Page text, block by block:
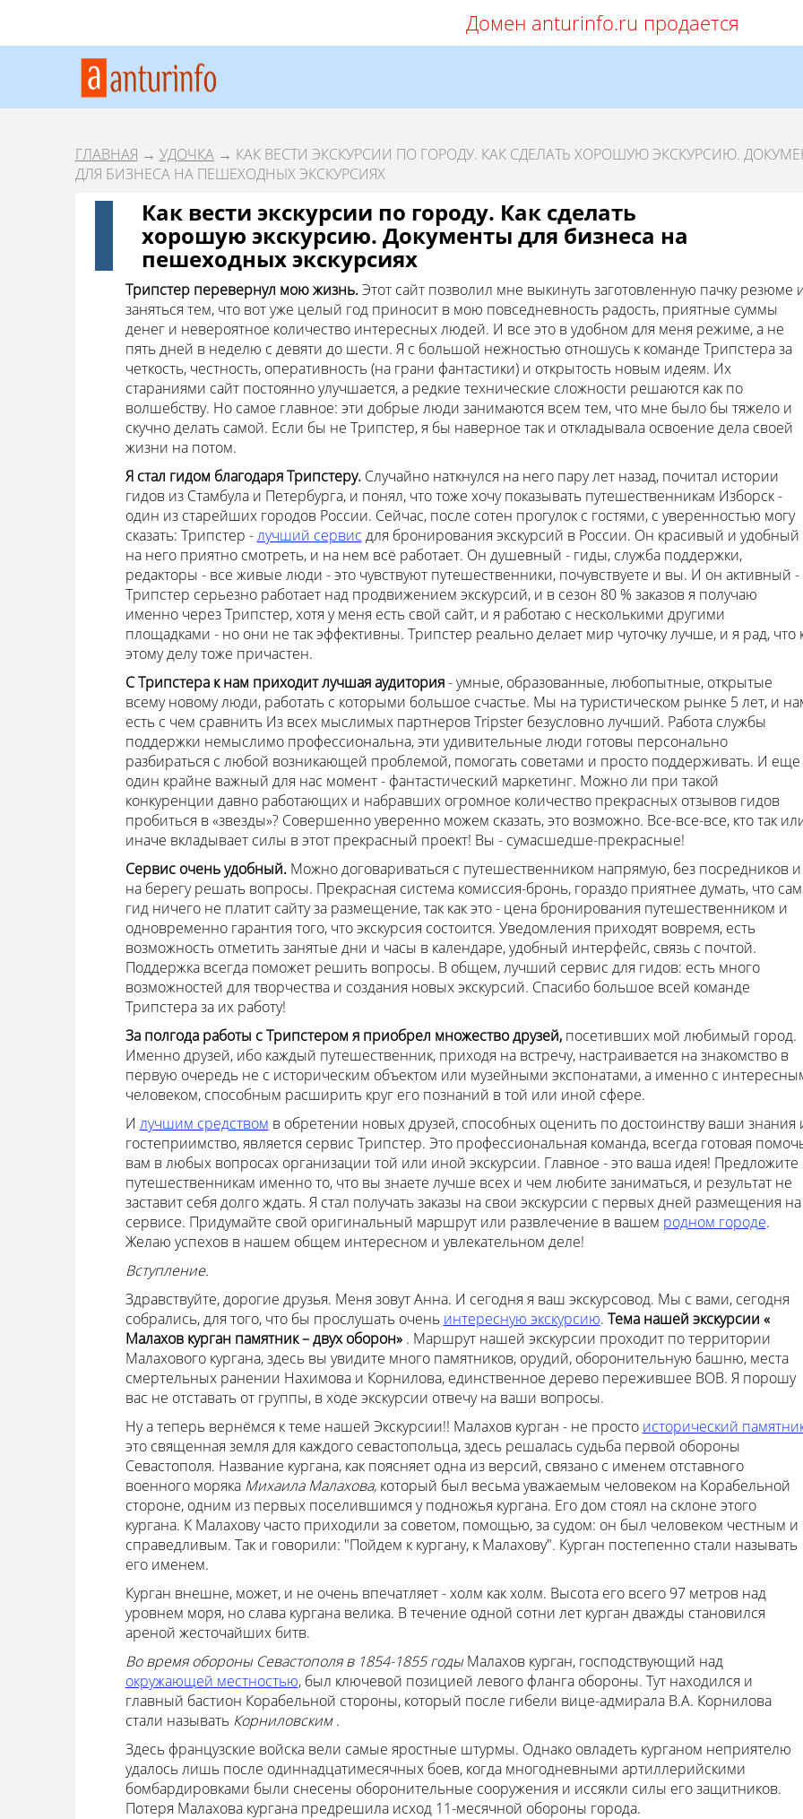
Домен anturinfo.ru продается
ГЛАВНАЯ → УДОЧКА → КАК ВЕСТИ ЭКСКУРСИИ ПО ГОРОДУ. КАК СДЕЛАТЬ ХОРОШУЮ ЭКСКУРСИЮ.
ДЛЯ БИЗНЕСА НА ПЕШЕХОДНЫХ ЭКСКУРСИЯХ
Как вести экскурсии по городу. Как сделать
хорошую экскурсию. Документы для бизнеса на
пешеходных экскурсиях
Трипстер перевернул мою жизнь.Этот сайт позволил мне выкинуть заготовленную пачку резюме
заняться тем, что вот уже целый год приносит в мою повседневность радость, приятные суммы
денег и невероятное количество интересных людей. И все это в удобном для меня режиме, а не
пять дней в неделю с девяти до шести. Я с большой нежностью отношусь к команде Трипстера за
четкость, честность, оперативность (на грани фантастики) и открытость новым идеям. Их
стараниями сайт постоянно улучшается, а редкие технические сложности решаются как по
волшебству. Но самое главное: эти добрые люди занимаются всем тем, что мне было бы тяжело и
скучно делать самой. Если бы не Трипстер, я бы наверное так и откладывала освоение дела своей
жизни на потом.
Я стал гидом благодаря Трипстеру. Случайно наткнулся на него пару лет назад, почитал истории
гидов из Стамбула и Петербурга, и понял, что тоже хочу показывать путешественникам Изборск -
один из старейших городов России. Сейчас, после сотен прогулок с гостями, с уверенностью могу
сказать: Трипстер -лучший сервис для бронирования экскурсий в России. Он красивый и удобный
на него приятно смотреть, и на нем всё работает. Он душевный - гиды, служба поддержки,
редакторы - все живые люди - это чувствуют путешественники, почувствуете и вы. И он активный -
Трипстер серьезно работает над продвижением экскурсий, и в сезон 80 % заказов я получаю
именно через Трипстер, хотя у меня есть свой сайт, и я работаю с несколькими другими
площадками - но они не так эффективны. Трипстер реально делает мир чуточку лучше, и я рад, что
этому делу тоже причастен.
С Трипстера к нам приходит лучшая аудитория- умные, образованные, любопытные, открытые
всему новому люди, работать с которыми большое счастье. Мы на туристическом рынке 5 лет, и
есть с чем сравнить Из всех мыслимых партнеров Tripster безусловно лучший. Работа службы
поддержки немыслимо профессиональна, эти удивительные люди готовы персонально
разбираться с любой возникающей проблемой, помогать советами и просто поддерживать. И еще
один крайне важный для нас момент - фантастический маркетинг. Можно ли при такой
конкуренции давно работающих и набравших огромное количество прекрасных отзывов гидов
пробиться в «звезды»? Совершенно уверенно можем сказать, это возможно. Все-все-все, кто так
иначе вкладывает силы в этот прекрасный проект! Вы - сумасшедше-прекрасные!
Сервис очень удобный. Можно договариваться с путешественником напрямую, без посредников и
на берегу решать вопросы. Прекрасная система комиссия-бронь, гораздо приятнее думать, что сам
гид ничего не платит сайту за размещение, так как это - цена бронирования путешественником и
одновременно гарантия того, что экскурсия состоится. Уведомления приходят вовремя, есть
возможность отметить занятые дни и часы в календаре, удобный интерфейс, связь с почтой.
Поддержка всегда поможет решить вопросы. В общем, лучший сервис для гидов: есть много
возможностей для творчества и создания новых экскурсий. Спасибо большое всей команде
Трипстера за их работу!
За полгода работы с Трипстером я приобрел множество друзей, посетивших мой любимый город.
Именно друзей, ибо каждый путешественник, приходя на встречу, настраивается на знакомство в
первую очередь не с историческим объектом или музейными экспонатами, а именно с
человеком, способным расширить круг его познаний в той или иной сфере.
И лучшим средством в обретении новых друзей, способных оценить по достоинству ваши знания
гостеприимство, является сервис Трипстер. Это профессиональная команда, всегда готовая
вам в любых вопросах организации той или иной экскурсии. Главное - это ваша идея! Предложите
путешественникам именно то, что вы знаете лучше всех и чем любите заниматься, и результат не
заставит себя долго ждать. Я стал получать заказы на свои экскурсии с первых дней размещения на
сервисе. Придумайте свой оригинальный маршрут или развлечение в вашем родном городе.
Желаю успехов в нашем общем интересном и увлекательном деле!
Вступление.
Здравствуйте, дорогие друзья. Меня зовут Анна. И сегодня я ваш экскурсовод. Мы с вами, сегодня
собрались, для того, что бы прослушать очень интересную экскурсию. Тема нашей экскурсии «
Малахов курган памятник – двух оборон» . Маршрут нашей экскурсии проходит по территории
Малахового кургана, здесь вы увидите много памятников, орудий, оборонительную башню, места
смертельных ранении Нахимова и Корнилова, единственное дерево пережившее ВОВ. Я порошу
вас не отставать от группы, в ходе экскурсии отвечу на ваши вопросы.
Ну а теперь вернёмся к теме нашей Экскурсии!! Малахов курган - не просто исторический
это священная земля для каждого севастопольца, здесь решалась судьба первой обороны
Севастополя. Название кургана, как поясняет одна из версий, связано с именем отставного
военного моряка Михаила Малахова, который был весьма уважаемым человеком на Корабельной
стороне, одним из первых поселившимся у подножья кургана. Его дом стоял на склоне этого
кургана. К Малахову часто приходили за советом, помощью, за судом: он был человеком честным и
справедливым. Так и говорили: "Пойдем к кургану, к Малахову". Курган постепенно стали называть
его именем.
Курган внешне, может, и не очень впечатляет - холм как холм. Высота его всего 97 метров над
уровнем моря, но слава кургана велика. В течение одной сотни лет курган дважды становился
ареной жесточайших битв.
Во время обороны Севастополя в 1854-1855 годыМалахов курган, господствующий над
окружающей местностью, был ключевой позицией левого фланга обороны. Тут находился и
главный бастион Корабельной стороны, который после гибели вице-адмирала В.А. Корнилова
стали называть Корниловским.
Здесь французские войска вели самые яростные штурмы. Однако овладеть курганом неприятелю
удалось лишь после одиннадцатимесячных боев, когда многодневными артиллерийскими
бомбардировками были снесены оборонительные сооружения и иссякли силы его защитников.
Потеря Малахова кургана предрешила исход 11-месячной обороны города.